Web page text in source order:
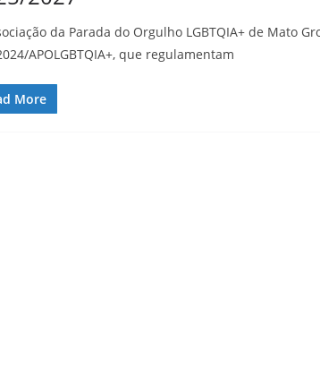
da Parada do Orgulho LGBTQIA+ de Mato
APOLGBTQIA+, que regulamentam
More